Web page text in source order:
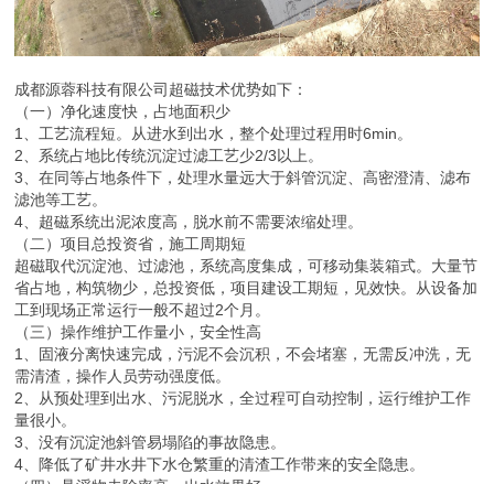
2、从预处理到出水、污泥脱水，全过程可自动控制，运行维护工作
量很小。
3、没有沉淀池斜管易塌陷的事故隐患。
（四）悬浮物去除率高，出水效果好
1、对于原水高浓度矿井水，在满负荷条件下，精密磁分离出水
SS≤20mg/L，而传统单级磁分离出水SS≥50mg/L。
2、超磁用于黑臭水体应急处理、市政污水提标除磷工程中，污水
COD、TP的去除率也明显高于传统单级超磁。
（五）抗冲击负荷能力强，出水稳定
超磁，抗冲击负荷能力显著提高，对水质水量波动的适应能力远高于
传统单级磁分离设备，出水水质稳定达标。
（六）维护成本低，设备寿命长
1、全新的磁盘动态梯度磁路设计，改变传统磁盘机的刮渣卸渣方
式，备品备件采购和维护费用明显降低。
2、特的磁盘焊缝防磨损技术，大大减少磁分离关键部件的磨损，设
备正常使用寿命长。
3、减轻煤矿井下提升泵的磨损，降低维修、更换的频率和成本。
（七）工艺成熟，技术
1、国内外，超磁净化废水技术的工程应用超过20年，工艺成熟可
靠。
2、新一代HRMD精密超磁技术，集多项国家发明和新型开发而成，